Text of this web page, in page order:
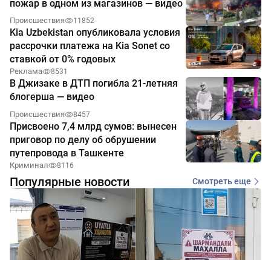
пожар в одном из магазинов — видео
Происшествия 11852
Kia Uzbekistan опубликовала условия
рассрочки платежа на Kia Sonet со
ставкой от 0% годовых
Реклама 8531
В Джизаке в ДТП погибла 21-летняя
блогерша — видео
Происшествия 8457
Присвоено 7,4 млрд сумов: вынесен
приговор по делу об обрушении
путепровода в Ташкенте
Криминал 8116
Популярные новости Смотреть еще